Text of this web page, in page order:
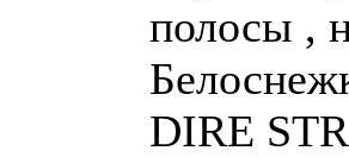
полосы ,
DIRE